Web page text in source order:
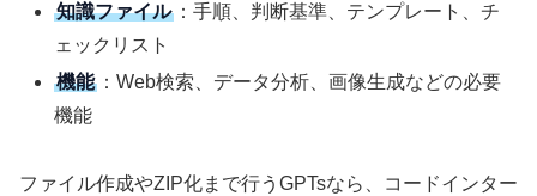
知識ファイル ：手順、判断基準、テンプレート、チ
ェックリスト
機能 ：Web検索、データ分析、画像生成などの必要
機能
ファイル作成やZIP化まで行うGPTsなら、コードインター